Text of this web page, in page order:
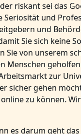
riskant sei das
Seriosität und
und
Sie sich keine
von unserem
Menschen
zur
sicher gehen
zu können.
es darum geht